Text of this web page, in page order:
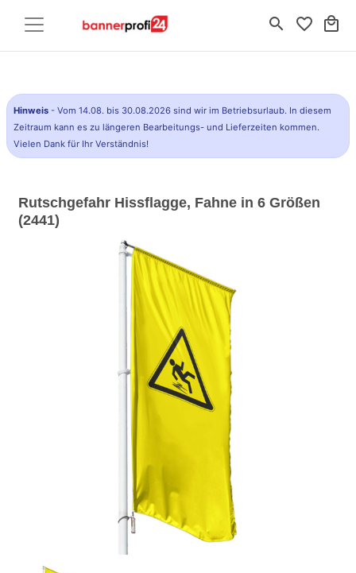
search favorite_border local_mall
Hinweis - Vom 14.08. bis 30.08.2026 sind wir im Betriebsurlaub. In diesem
Zeitraum kann es zu längeren Bearbeitungs- und Lieferzeiten kommen.
Vielen Dank für Ihr Verständnis!
Rutschgefahr Hissflagge, Fahne in 6 Größen
(2441)